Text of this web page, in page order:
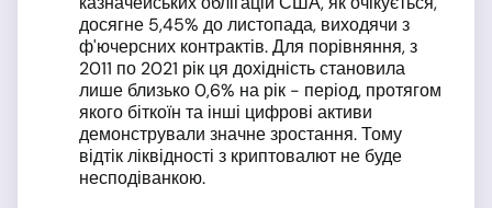
досягне 5,45% до листопада, виходячи з
ф'ючерсних контрактів. Для порівняння, з
2011 по 2021 рік ця дохідність становила
лише близько 0,6% на рік - період, протягом
якого біткоїн та інші цифрові активи
демонстрували значне зростання. Тому
відтік ліквідності з криптовалют не буде
несподіванкою.